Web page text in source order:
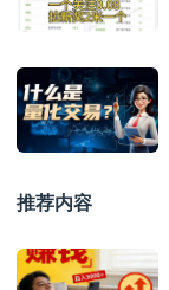
推荐内容